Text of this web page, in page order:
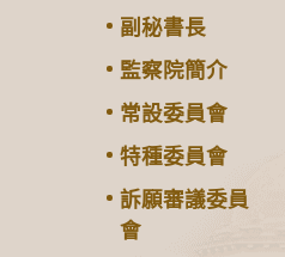
副秘書長
監察院簡介
常設委員會
特種委員會
訴願審議委員
會